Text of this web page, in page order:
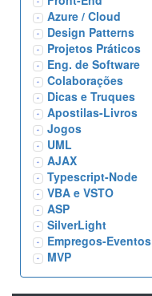
Azure / Cloud
Design Patterns
Projetos Práticos
Eng. de Software
Colaborações
Dicas e Truques
Apostilas-Livros
Jogos
UML
AJAX
Typescript-Node
VBA e VSTO
ASP
SilverLight
Empregos-Eventos
MVP